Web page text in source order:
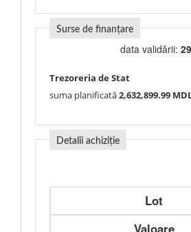
Surse de finanțare
data validării:
Trezoreria de Stat
suma planificată2,632,899.99
Detalii achiziție
Lot
Valoare